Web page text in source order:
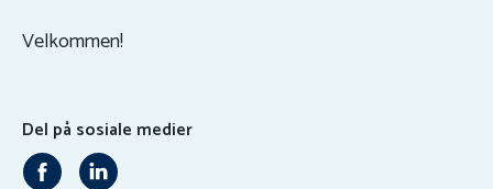
Velkommen!
Del på sosiale medier